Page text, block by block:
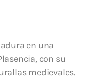
en una
con su
medievales.